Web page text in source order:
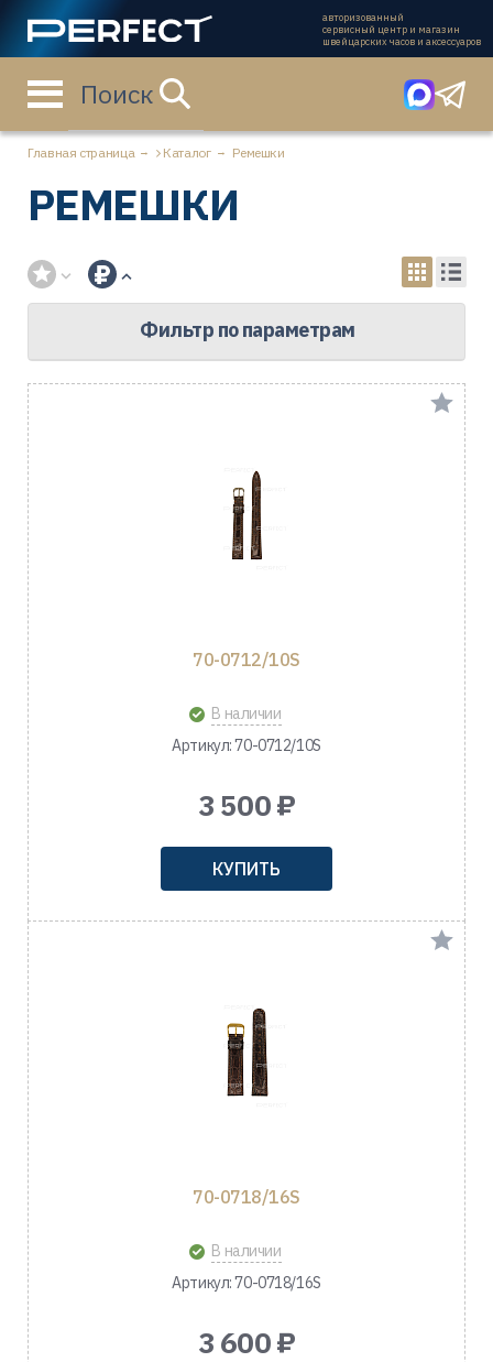
авторизованный
сервисный центр и магазин
швейцарских часов и аксессуаров
Поиск
Главная страница Каталог Ремешки
РЕМЕШКИ
Фильтр по параметрам
70-0712/10S
В наличии
Артикул: 70-0712/10S
3 500 ₽
КУПИТЬ
70-0718/16S
В наличии
Артикул: 70-0718/16S
3 600 ₽